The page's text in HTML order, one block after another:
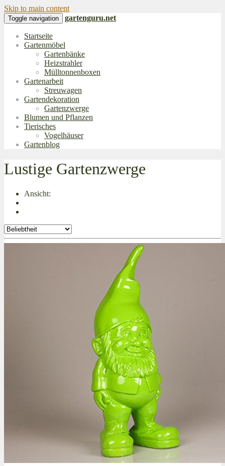
Skip to main content
Toggle navigation gartenguru.net
Startseite
Gartenmöbel
Gartenbänke
Heizstrahler
Mülltonnenboxen
Gartenarbeit
Streuwagen
Gartendekoration
Gartenzwerge
Blumen und Pflanzen
Tierisches
Vogelhäuser
Gartenblog
Lustige Gartenzwerge
Ansicht: